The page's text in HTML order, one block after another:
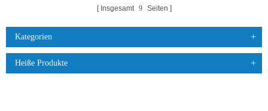
Insgesamt 9 Seiten
Kategorien
Heiße Produkte